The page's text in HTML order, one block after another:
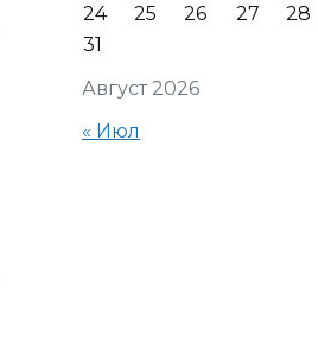
Август 2026
24
25 26 27 28
31
« Июл